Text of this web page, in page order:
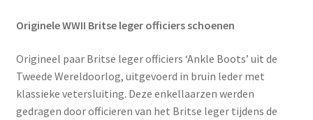
Originele WWII Britse leger officiers schoenen
Origineel paar Britse leger officiers ‘Ankle Boots’ uit de
Tweede Wereldoorlog, uitgevoerd in bruin leder met
klassieke vetersluiting. Deze enkellaarzen werden
gedragen door officieren van het Britse leger tijdens de